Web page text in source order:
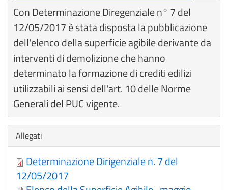
Con Determinazione Diregenziale n° 7 del
12/05/2017 è stata disposta la pubblicazione
dell'elenco della superficie agibile derivante da
interventi di demolizione che hanno
determinato la formazione di crediti edilizi
utilizzabili ai sensi dell'art. 10 delle Norme
Generali del PUC vigente.
Nascondi
Allegati
Determinazione Dirigenziale n. 7 del
12/05/2017